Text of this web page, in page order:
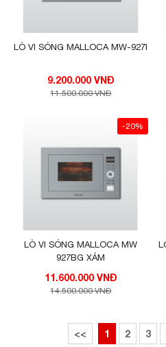
THÔNG SỐ
LÒ VI SÓNG MALLOCA MW-927I
9.200.000 VNĐ
11.500.000 VNĐ
-20%
LÒ VI SÓNG MALLOCA MW
927BG XÁM
11.600.000 VNĐ
14.500.000 VNĐ
<< 1 2 3